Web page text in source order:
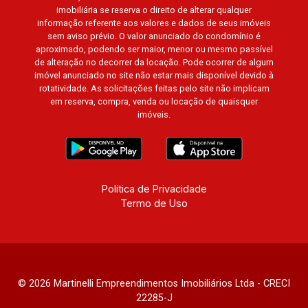
imobiliária se reserva o direito de alterar qualquer
informação referente aos valores e dados de seus imóveis
sem aviso prévio. O valor anunciado do condomínio é
aproximado, podendo ser maior, menor ou mesmo passível
de alteração no decorrer da locação. Pode ocorrer de algum
imóvel anunciado no site não estar mais disponível devido à
rotatividade. As solicitações feitas pelo site não implicam
em reserva, compra, venda ou locação de quaisquer
imóveis.
Política de Privacidade
Termo de Uso
© 2026 Martinelli Empreendimentos Imobiliários Ltda - CRECI
22285-J